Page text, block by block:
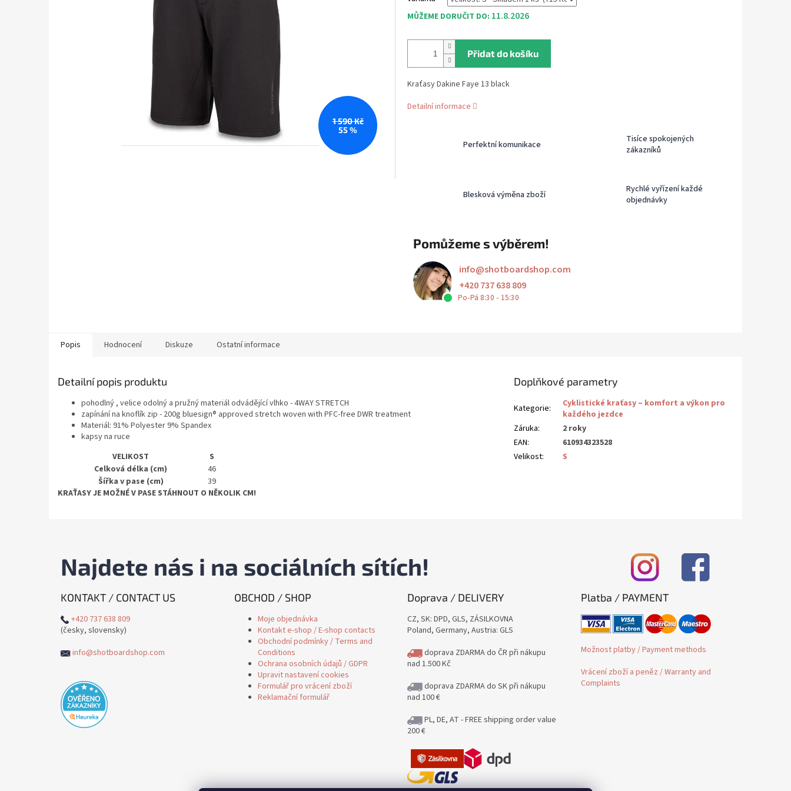
1 590 Kč
55 %
MŮŽEME DORUČIT DO: 11.8.2026
Přidat do košíku
Kraťasy Dakine Faye 13 black
Detailní informace
Perfektní komunikace
Tisíce spokojených
zákazníků
Blesková výměna zboží
Rychlé vyřízení každé
objednávky
Pomůžeme s výběrem!
info@shotboardshop.com
+420 737 638 809
Po-Pá 8:30 - 15:30
Popis Hodnocení Diskuze Ostatní informace
Detailní popis produktu
pohodlný , velice odolný a pružný materiál odvádějící vlhko - 4WAY STRETCH
zapínání na knoflík zip - 200g bluesign® approved stretch woven with PFC-free DWR treatment
Materiál: 91% Polyester 9% Spandex
kapsy na ruce
VELIKOST
S
Celková délka (cm)
46
Šířka v pase (cm)
39
KRAŤASY JE MOŽNÉ V PASE STÁHNOUT O NĚKOLIK CM!
Doplňkové parametry
Kategorie:
Cyklistické kraťasy – komfort a výkon pro
každého jezdce
Záruka:
2 roky
EAN:
610934323528
Velikost: S
Najdete nás i na sociálních sítích!
KONTAKT / CONTACT US
+420 737 638 809
(česky, slovensky)
info@shotboardshop.com
OBCHOD / SHOP
Moje objednávka
Kontakt e-shop / E-shop contacts
Obchodní podmínky / Terms and
Conditions
Ochrana osobních údajů / GDPR
Upravit nastavení cookies
Formulář pro vrácení zboží
Reklamační formulář
Doprava / DELIVERY
CZ, SK: DPD, GLS, ZÁSILKOVNA
Poland, Germany, Austria: GLS
doprava ZDARMA do ČR při nákupu
nad 1.500 Kč
doprava ZDARMA do SK při nákupu
nad 100 €
PL, DE, AT - FREE shipping order value
200 €
Platba / PAYMENT
Možnost platby / Payment methods
Vrácení zboží a peněz / Warranty and
Complaints